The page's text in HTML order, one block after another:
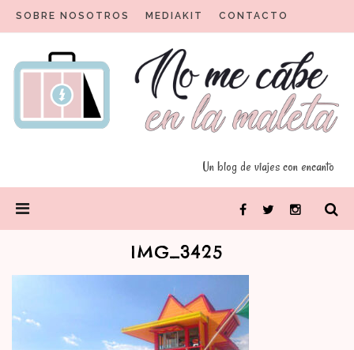
SOBRE NOSOTROS MEDIAKIT CONTACTO
Un blog de viajes con encanto
No me cabe en la maleta
Un blog para viajeros con encanto
FacebookTwitter Instagram
IMG_3425